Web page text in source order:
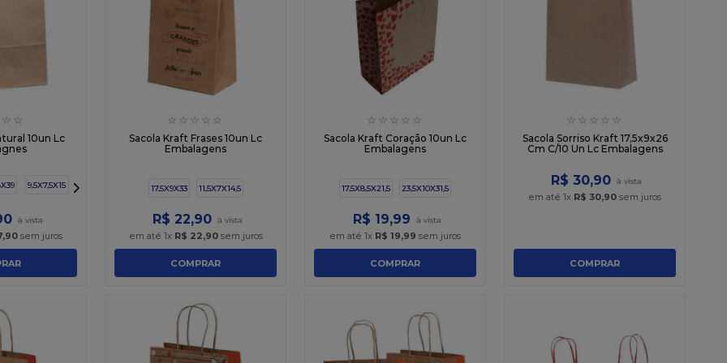
☆ ☆
10un Lc
9,5X7,5X15
,90 sem juros
☆ ☆ ☆ ☆ ☆
Sacola Kraft Frases 10un Lc
Embalagens
17,5X9X33 11,5X7X14,5
R$ 22,90
em até 1x R$ 22,90sem juros
COMPRAR
☆ ☆ ☆ ☆ ☆
Sacola Kraft Coração 10un Lc
Embalagens
17,5X8,5X21,5 23,5X10X31,5
R$ 19,99
em até 1x R$ 19,99 sem juros
COMPRAR
☆ ☆ ☆ ☆ ☆
Sacola Sorriso Kraft 17,5x9x26
Cm C/10 Un Lc Embalagens
R$ 30,90
em até 1x R$ 30,90 sem juros
COMPRAR